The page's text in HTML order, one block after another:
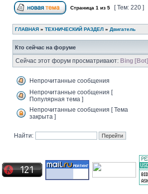
Страница 1 из 5 [ Тем: 220 ]
ГЛАВНАЯ » ТЕХНИЧЕСКИЙ РАЗДЕЛ » Двигатель
Кто сейчас на форуме
Сейчас этот форум просматривают: Bing [Bot]
Непрочитанные сообщения
Непрочитанные сообщения [
Популярная тема ]
Непрочитанные сообщения [ Тема
закрыта ]
Найти: